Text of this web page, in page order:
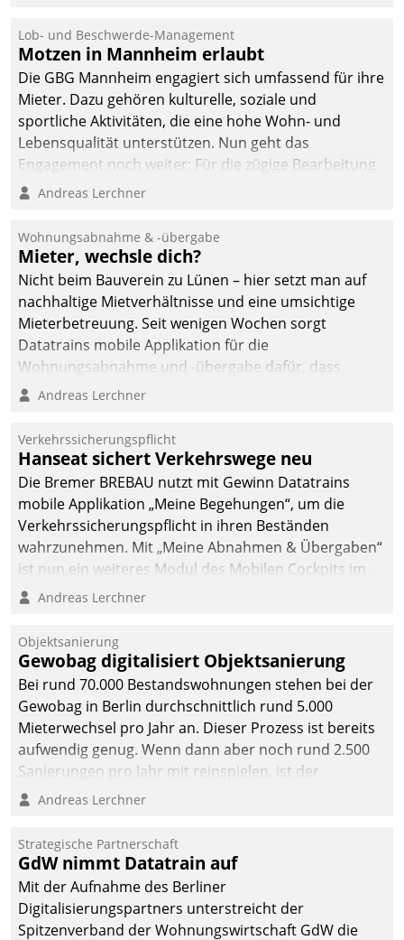
Lob- und Beschwerde-Management
Motzen in Mannheim erlaubt
Die GBG Mannheim engagiert sich umfassend für ihre
Mieter. Dazu gehören kulturelle, soziale und
sportliche Aktivitäten, die eine hohe Wohn- und
Lebensqualität unterstützen. Nun geht das
Engagement noch weiter: Für die zügige Bearbeitung
von Beschwerden – oder Lob – richtet das
und Beschwerde-Management einen eigenen Kanal
ein.
Andreas Lerchner
Wohnungsabnahme & -übergabe
Mieter, wechsle dich?
Nicht beim Bauverein zu Lünen – hier setzt man auf
nachhaltige Mietverhältnisse und eine umsichtige
Mieterbetreuung. Seit wenigen Wochen sorgt
Datatrains mobile Applikation für die
Wohnungsabnahme und -übergabe dafür, dass
Mieter wohlgeordnet kommen und, so es sein muss,
Andreas Lerchner
Verkehrssicherungspflicht
Hanseat sichert Verkehrswege neu
Die Bremer BREBAU nutzt mit Gewinn Datatrains
mobile Applikation „Meine Begehungen“, um die
Verkehrssicherungspflicht in ihren Beständen
wahrzunehmen. Mit „Meine Abnahmen & Übergaben“
ist nun ein weiteres Modul des Mobilen Cockpits im
Einsatz.
Andreas Lerchner
Objektsanierung
Gewobag digitalisiert Objektsanierung
Bei rund 70.000 Bestandswohnungen stehen bei der
Gewobag in Berlin durchschnittlich rund 5.000
Mieterwechsel pro Jahr an. Dieser Prozess ist bereits
aufwendig genug. Wenn dann aber noch rund 2.500
Sanierungen pro Jahr mit reinspielen, ist der
Betreuungs- und Organisationsaufwand immens. Im
kommunale Wohnungsbauunternehmen daher
gemeinsam mit der Berliner Datatrain GmbH den
Teilprozess der Objektsanierung digitalisiert.
Andreas Lerchner
Strategische Partnerschaft
GdW nimmt Datatrain auf
Mit der Aufnahme des Berliner
Digitalisierungspartners unterstreicht der
Spitzenverband der Wohnungswirtschaft GdW die